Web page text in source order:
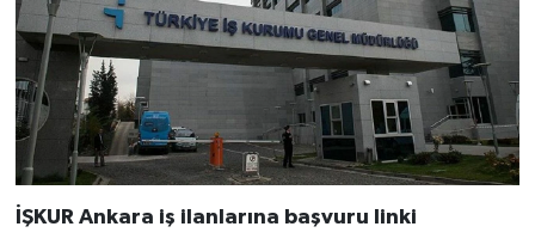
İŞKUR Ankara iş ilanlarına başvuru linki